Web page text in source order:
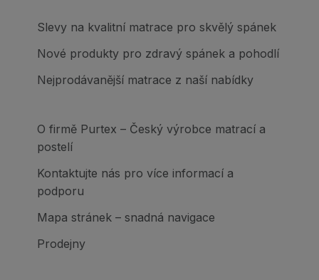
Slevy na kvalitní matrace pro skvělý spánek
Nové produkty pro zdravý spánek a pohodlí
Nejprodávanější matrace z naší nabídky
O firmě Purtex – Český výrobce matrací a
postelí
Kontaktujte nás pro více informací a
podporu
Mapa stránek – snadná navigace
Prodejny